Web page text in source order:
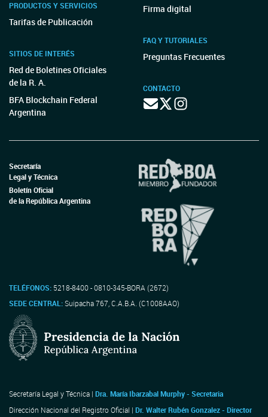
PRODUCTOS Y SERVICIOS
Tarifas de Publicación
SITIOS DE INTERÉS
Red de Boletines Oficiales
de la R. A.
BFA Blockchain Federal
Argentina
Firma digital
FAQ Y TUTORIALES
Preguntas Frecuentes
CONTACTO
Secretaría
Legal y Técnica
Boletín Oficial
de la República Argentina
TELÉFONOS: 5218-8400 - 0810-345-BORA (2672)
SEDE CENTRAL:Suipacha 767, C.A.B.A. (C1008AAO)
Secretaría Legal y Técnica | Dra. María Ibarzabal Murphy - Secretaria
Dirección Nacional del Registro Oficial | Dr. Walter Rubén Gonzalez - Director